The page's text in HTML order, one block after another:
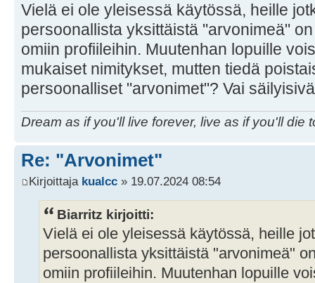
Vielä ei ole yleisessä käytössä, heille
persoonallista yksittäistä "arvonimeä"
omiin profiileihin. Muutenhan lopuille
mukaiset nimitykset, mutten tiedä
persoonalliset "arvonimet"? Vai
Dream as if you'll live forever, live as if you'll die
Re: "Arvonimet"
Kirjoittaja kualcc » 19.07.2024 08:54
Biarritz kirjoitti:
Vielä ei ole yleisessä käytössä, heille
persoonallista yksittäistä "arvonimeä"
omiin profiileihin. Muutenhan lopuille